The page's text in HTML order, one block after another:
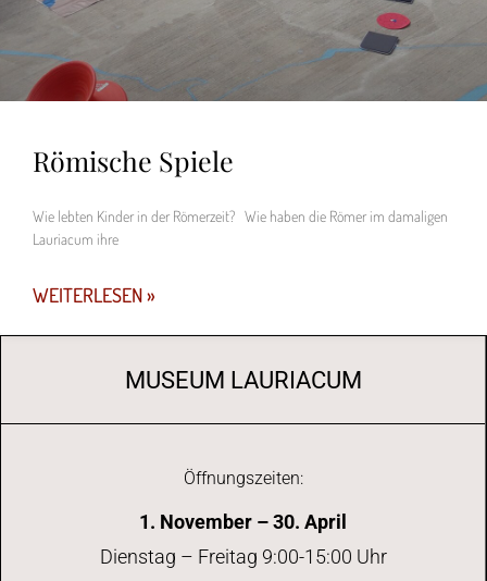
Römische Spiele
Wie lebten Kinder in der Römerzeit? Wie haben die Römer im damaligen
Lauriacum ihre
WEITERLESEN »
MUSEUM LAURIACUM
Öffnungszeiten:
1. November – 30. April
Dienstag – Freitag 9:00-15:00 Uhr